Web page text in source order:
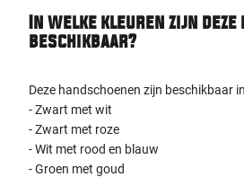
In welke kleuren zijn deze
beschikbaar?
Deze handschoenen zijn beschikbaar
- Zwart met wit
- Zwart met roze
- Wit met rood en blauw
- Groen met goud